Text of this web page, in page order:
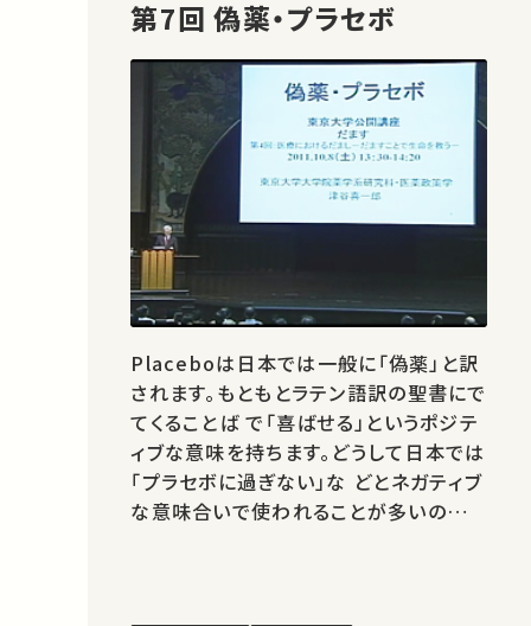
第7回 偽薬・プラセボ
Placeboは日本では一般に「偽薬」と訳
されます。もともとラテン語訳の聖書にで
てくることば で「喜ばせる」というポジテ
ィブな意味を持ちます。どうして日本では
「プラセボに過ぎない」な どとネガティブ
な意味合いで使われることが多いのでし